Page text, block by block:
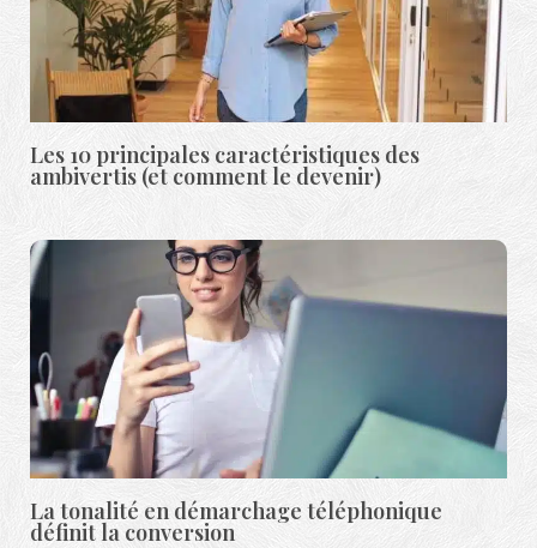
Les 10 principales caractéristiques des
ambivertis (et comment le devenir)
La tonalité en démarchage téléphonique
définit la conversion